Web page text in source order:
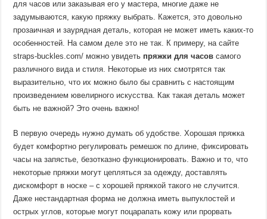
для часов или заказывая его у мастера, многие даже не
задумываются, какую пряжку выбрать. Кажется, это довольно
прозаичная и заурядная деталь, которая не может иметь каких-то
особенностей. На самом деле это не так. К примеру, на сайте
straps-buckles.com/ можно увидеть пряжки для часов самого
различного вида и стиля. Некоторые из них смотрятся так
выразительно, что их можно было бы сравнить с настоящим
произведением ювелирного искусства. Как такая деталь может
быть не важной? Это очень важно!
В первую очередь нужно думать об удобстве. Хорошая пряжка
будет комфортно регулировать ремешок по длине, фиксировать
часы на запястье, безотказно функционировать. Важно и то, что
некоторые пряжки могут цепляться за одежду, доставлять
дискомфорт в носке – с хорошей пряжкой такого не случится.
Даже нестандартная форма не должна иметь выпуклостей и
острых углов, которые могут поцарапать кожу или прорвать